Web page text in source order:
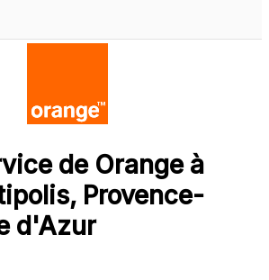
de Orange à
Provence-
d'Azur